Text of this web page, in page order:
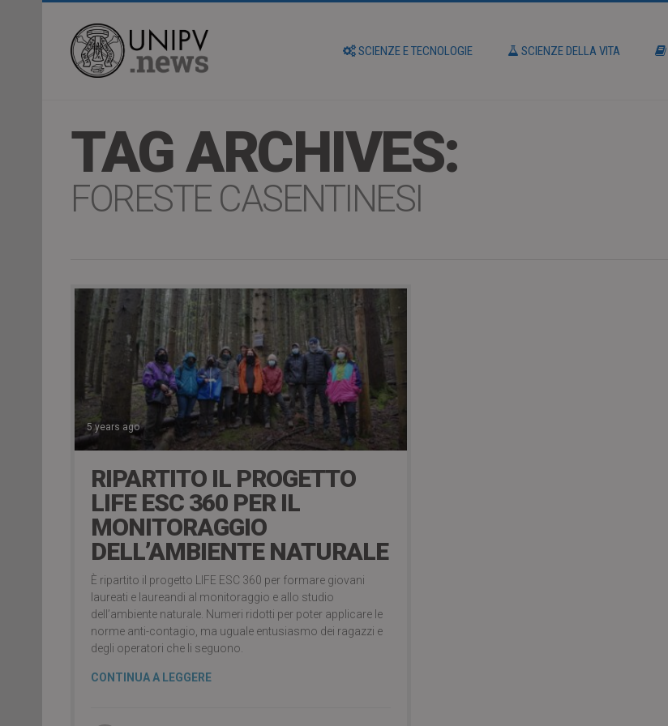
SCIENZE E TECNOLOGIE SCIENZE DELLA VITA
TAG ARCHIVES:
FORESTE CASENTINESI
5 years ago
RIPARTITO IL PROGETTO
LIFE ESC 360 PER IL
MONITORAGGIO
DELL’AMBIENTE NATURALE
È ripartito il progetto LIFE ESC 360 per formare giovani
laureati e laureandi al monitoraggio e allo studio
dell’ambiente naturale. Numeri ridotti per poter applicare le
norme anti-contagio, ma uguale entusiasmo dei ragazzi e
degli operatori che li seguono.
CONTINUA A LEGGERE